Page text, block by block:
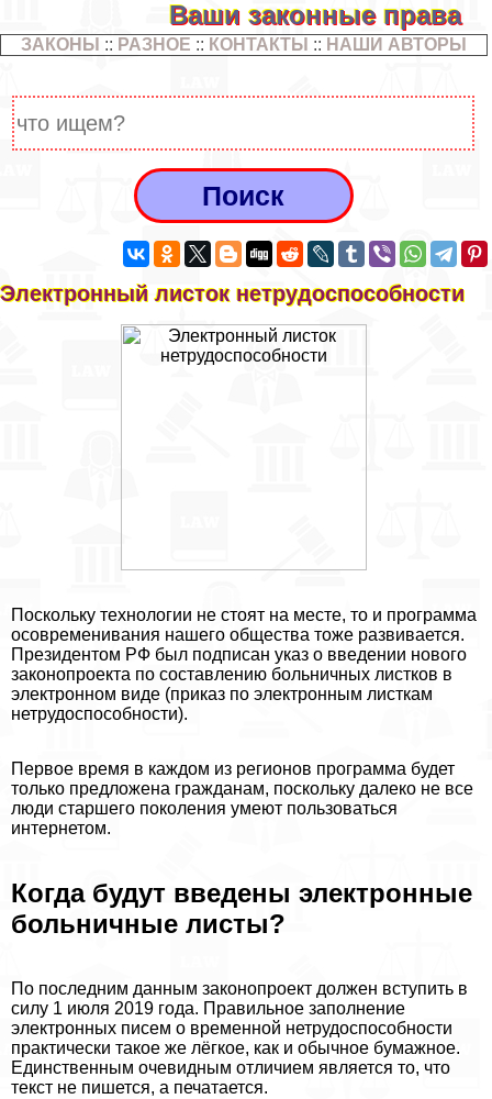
Ваши законные права
ЗАКОНЫ :: РАЗНОЕ :: КОНТАКТЫ :: НАШИ АВТОРЫ
Электронный листок нетрудоспособности
Поскольку технологии не стоят на месте, то и программа
осовременивания нашего общества тоже развивается.
Президентом РФ был подписан указ о введении нового
законопроекта по составлению больничных листков в
электронном виде (приказ по электронным листкам
нетрудоспособности).
Первое время в каждом из регионов программа будет
только предложена гражданам, поскольку далеко не все
люди старшего поколения умеют пользоваться
интернетом.
Когда будут введены электронные
больничные листы?
По последним данным законопроект должен вступить в
силу 1 июля 2019 года. Правильное заполнение
электронных писем о временной нетрудоспособности
пpaктически такое же лёгкое, как и обычное бумажное.
Единственным очевидным отличием является то, что
текст не пишется, а печатается.